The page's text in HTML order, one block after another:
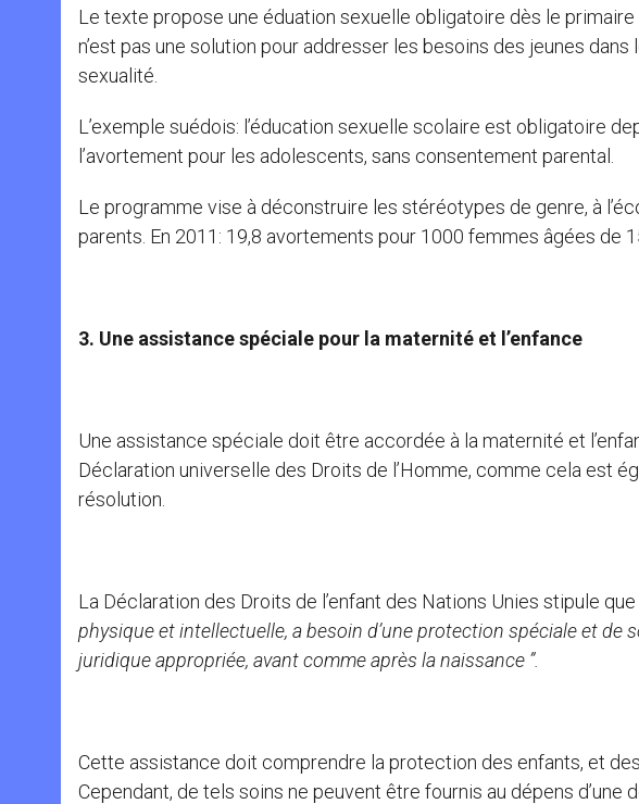
Le texte propose une éduation sexuelle obligatoire dès le
n’est pas une solution pour addresser les besoins des jeunes
sexualité.
L’exemple suédois: l’éducation sexuelle scolaire est obligatoire
l’avortement pour les adolescents, sans consentement parental.
Le programme vise à déconstruire les stéréotypes de genre, à
parents. En 2011: 19,8 avortements pour 1000 femmes âgées de
3. Une assistance spéciale pour la maternité et l’enfance
Une assistance spéciale doit être accordée à la maternité et
Déclaration universelle des Droits de l’Homme, comme cela est
résolution.
La Déclaration des Droits de l’enfant des Nations Unies stipule que
physique et intellectuelle, a besoin d’une protection spéciale et de
juridique appropriée, avant comme après la naissance ”.
Cette assistance doit comprendre la protection des enfants, et
Cependant, de tels soins ne peuvent être fournis au dépens